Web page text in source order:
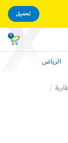
0
الرياض
تحميل